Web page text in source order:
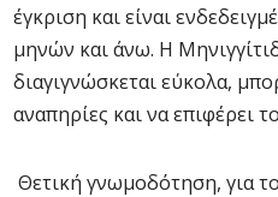
έγκριση και είναι
μηνών και άνω. Η
διαγιγνώσκεται εύκολα,
αναπηρίες και να επιφέρει
Θετική γνωμοδότηση, για